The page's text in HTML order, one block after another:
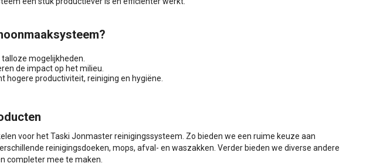
mogelijkheden.
de impact op het milieu.
hogere productiviteit, reiniging en hygiëne.
voor het Taski Jonmaster reinigingssysteem. Zo bieden we een ruime keuze aan
reinigingsdoeken, mops, afval- en waszakken. Verder bieden we diverse andere
completer mee te maken.